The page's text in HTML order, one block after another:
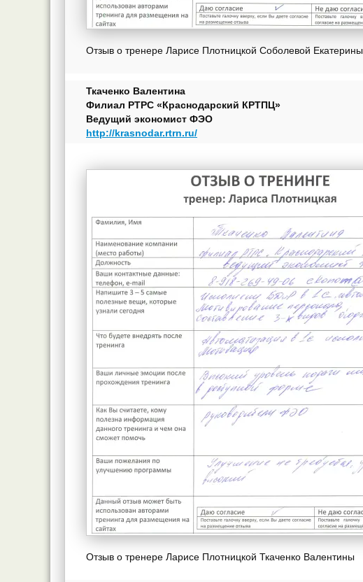
Отзыв о тренере Ларисе Плотницкой Соболевой Екатерины
Ткаченко Валентина
Филиал РТРС «Краснодарский КРТПЦ»
Ведущий экономист ФЭО
http://krasnodar.rtrn.ru/
Отзыв о тренере Ларисе Плотницкой Ткаченко Валентины